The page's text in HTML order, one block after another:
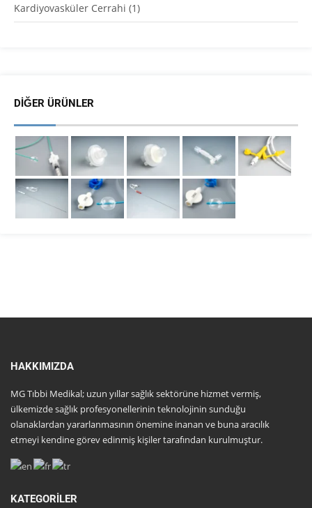
Kardiyovasküler Cerrahi (1)
DIĞER ÜRÜNLER
HAKKIMIZDA
MG Tıbbi Medikal; uzun yıllar sağlık sektörüne hizmet vermiş,
ülkemizde sağlık profesyonellerinin teknolojinin sunduğu
olanaklardan yararlanmasının önemine inanan ve buna aracılık
etmeyi kendine görev edinmiş kişiler tarafından kurulmuştur.
KATEGORILER